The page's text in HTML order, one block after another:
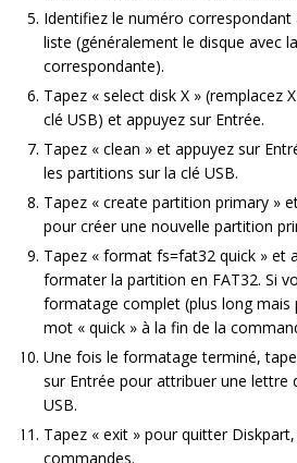
Identifiez le numéro correspondant
liste (généralement le disque avec
correspondante).
Tapez « select disk X » (remplacez
clé USB) et appuyez sur Entrée.
Tapez « clean » et appuyez sur
les partitions sur la clé USB.
Tapez « create partition primary »
pour créer une nouvelle partition
Tapez « format fs=fat32 quick » et
formater la partition en FAT32. Si
formatage complet (plus long mais
mot « quick » à la fin de la
Une fois le formatage terminé,
sur Entrée pour attribuer une lettre
USB.
Tapez « exit » pour quitter
commandes.